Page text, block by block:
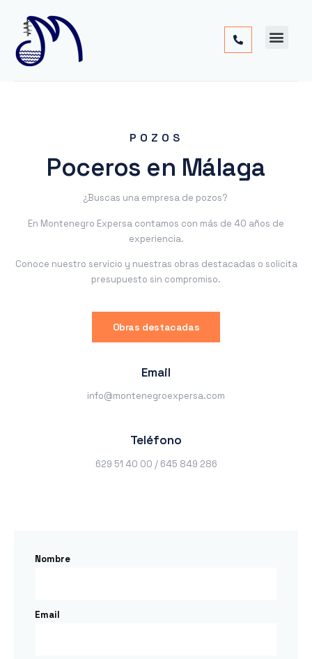
POZOS
Poceros en Málaga
¿Buscas una empresa de pozos?
En Montenegro Expersa contamos con más de 40 años de
experiencia.
Conoce nuestro servicio y nuestras obras destacadas o solicita
presupuesto sin compromiso.
Obras destacadas
Email
info@montenegroexpersa.com
Teléfono
629 51 40 00 / 645 849 286
Nombre
Email